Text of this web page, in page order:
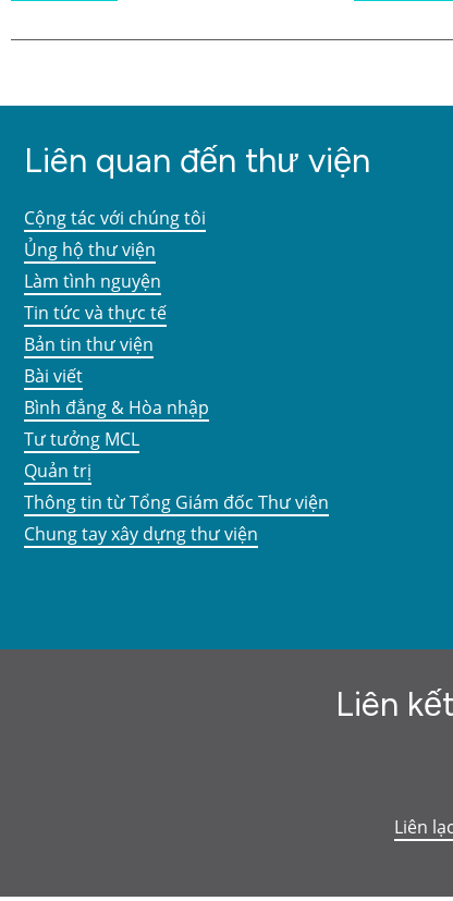
Liên quan đến thư viện
Cộng tác với chúng tôi
Ủng hộ thư viện
Làm tình nguyện
Tin tức và thực tế
Bản tin thư viện
Bài viết
Bình đẳng & Hòa nhập
Tư tưởng MCL
Quản trị
Thông tin từ Tổng Giám đốc Thư viện
Chung tay xây dựng thư viện
Liên
Liên